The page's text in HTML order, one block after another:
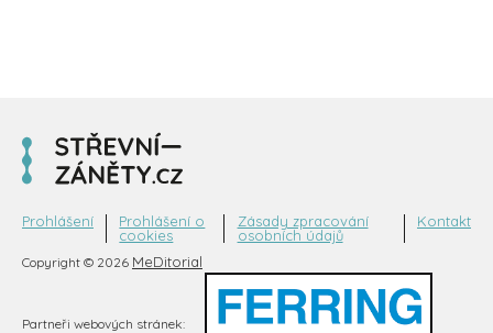
Copyright © 2026 MeDitorial
Prohlášení
Prohlášení o
cookies
Zásady zpracování
osobních údajů
Kontakt
Partneři webových stránek: